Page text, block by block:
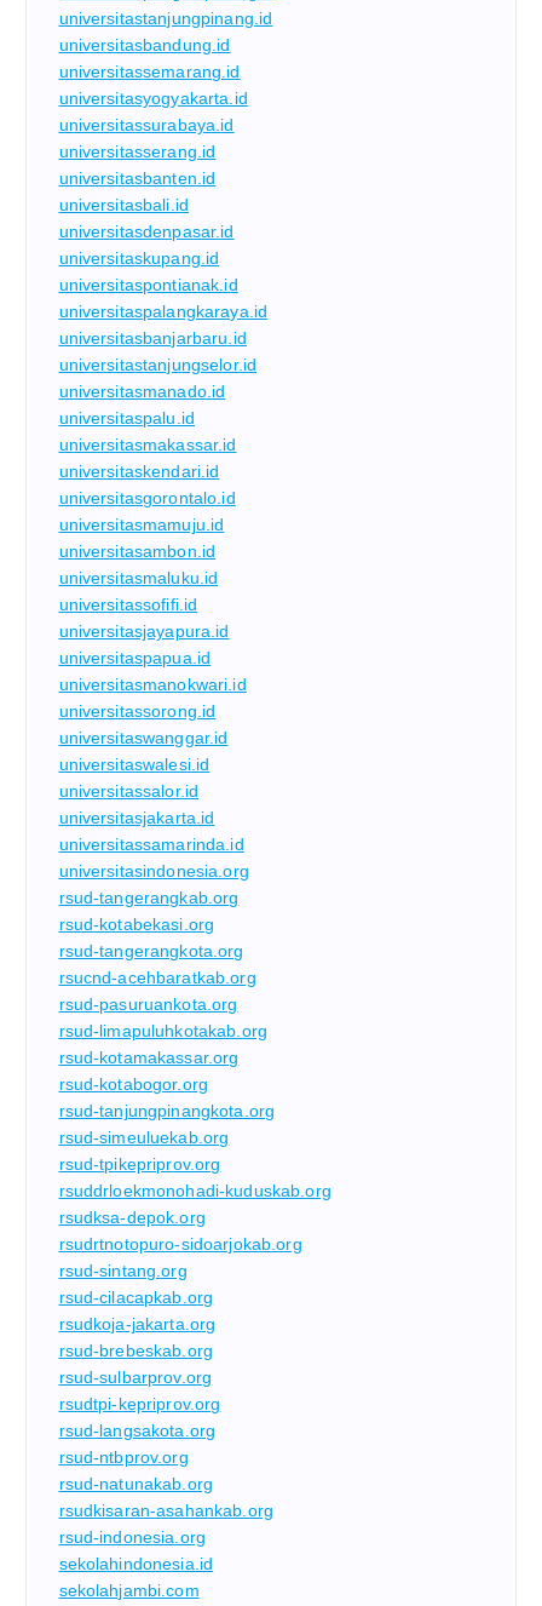
universitastanjungpinang.id
universitasbandung.id
universitassemarang.id
universitasyogyakarta.id
universitassurabaya.id
universitasserang.id
universitasbanten.id
universitasbali.id
universitasdenpasar.id
universitaskupang.id
universitaspontianak.id
universitaspalangkaraya.id
universitasbanjarbaru.id
universitastanjungselor.id
universitasmanado.id
universitaspalu.id
universitasmakassar.id
universitaskendari.id
universitasgorontalo.id
universitasmamuju.id
universitasambon.id
universitasmaluku.id
universitassofifi.id
universitasjayapura.id
universitaspapua.id
universitasmanokwari.id
universitassorong.id
universitaswanggar.id
universitaswalesi.id
universitassalor.id
universitasjakarta.id
universitassamarinda.id
universitasindonesia.org
rsud-tangerangkab.org
rsud-kotabekasi.org
rsud-tangerangkota.org
rsucnd-acehbaratkab.org
rsud-pasuruankota.org
rsud-limapuluhkotakab.org
rsud-kotamakassar.org
rsud-kotabogor.org
rsud-tanjungpinangkota.org
rsud-simeuluekab.org
rsud-tpikepriprov.org
rsuddrloekmonohadi-kuduskab.org
rsudksa-depok.org
rsudrtnotopuro-sidoarjokab.org
rsud-sintang.org
rsud-cilacapkab.org
rsudkoja-jakarta.org
rsud-brebeskab.org
rsud-sulbarprov.org
rsudtpi-kepriprov.org
rsud-langsakota.org
rsud-ntbprov.org
rsud-natunakab.org
rsudkisaran-asahankab.org
rsud-indonesia.org
sekolahindonesia.id
sekolahjambi.com